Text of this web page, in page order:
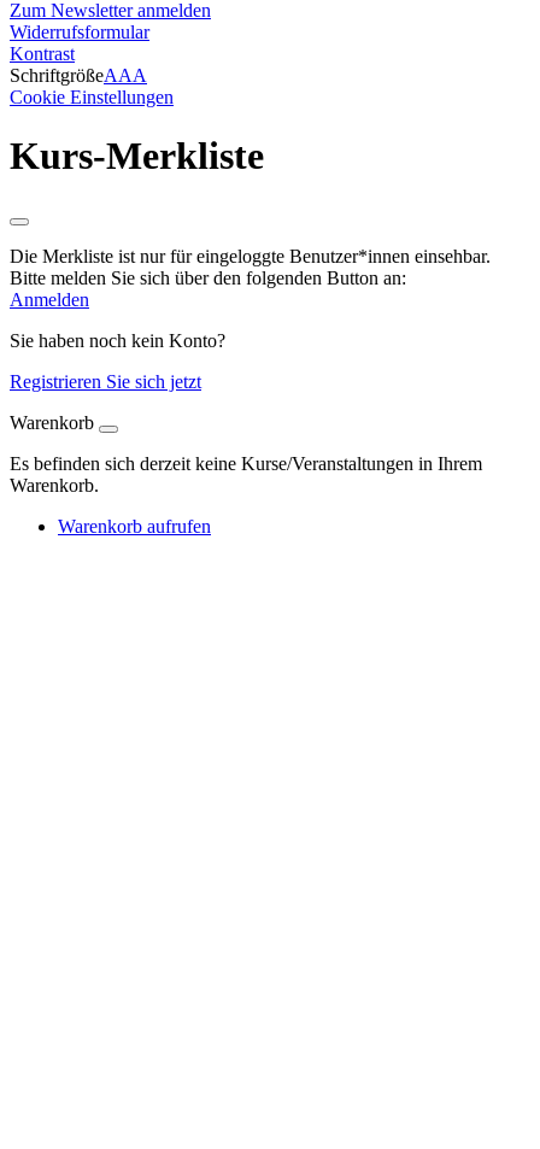
Zum Newsletter anmelden
Widerrufsformular
Kontrast
SchriftgrößeAAA
Cookie Einstellungen
Kurs-Merkliste
Die Merkliste ist nur für eingeloggte Benutzer*innen einsehbar.
Bitte melden Sie sich über den folgenden Button an:
Anmelden
Sie haben noch kein Konto?
Registrieren Sie sich jetzt
Warenkorb
Es befinden sich derzeit keine Kurse/Veranstaltungen in Ihrem
Warenkorb.
Warenkorb aufrufen